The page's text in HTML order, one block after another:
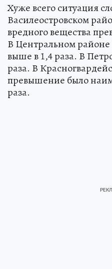
Хуже всего ситуация
Василеостровском
вредного вещества
В Центральном районе
выше в 1,4 раза. В
раза. В
превышение было
раза.